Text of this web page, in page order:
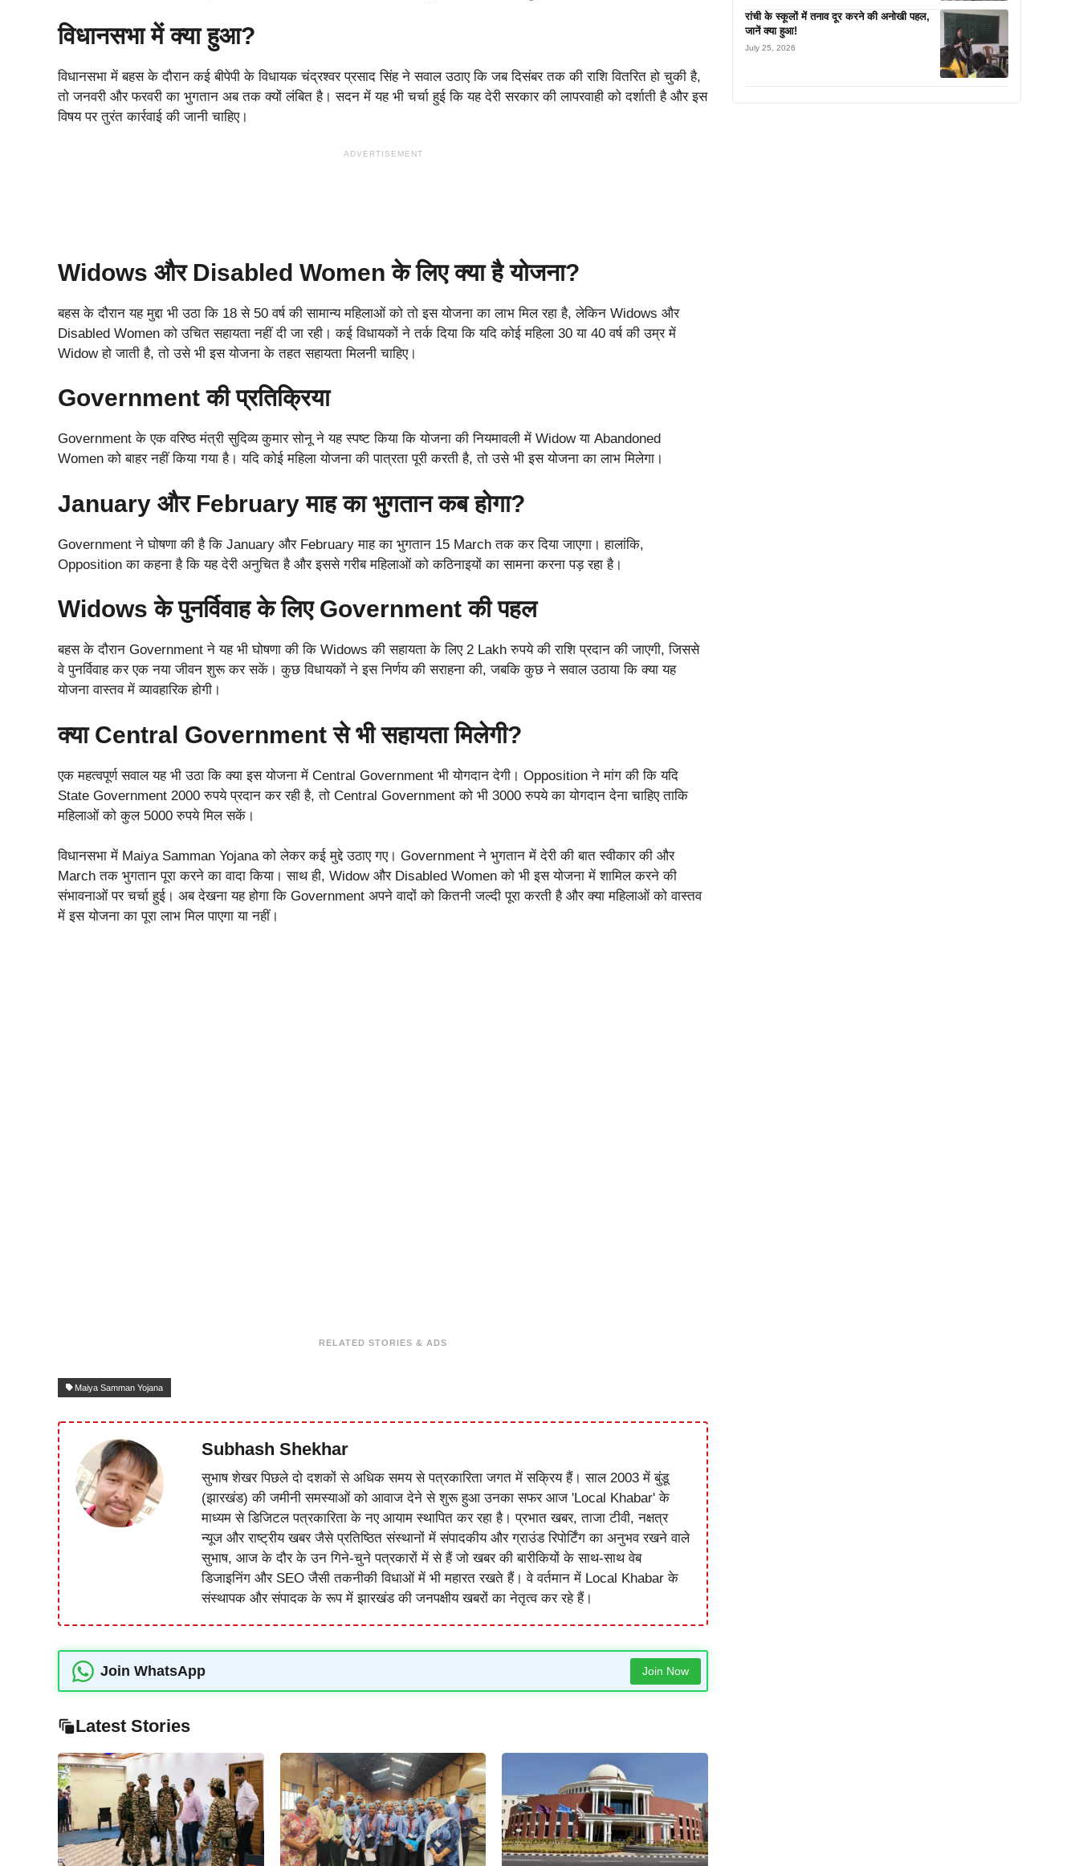
विधानसभा में क्या हुआ?
विधानसभा में बहस के दौरान कई बीपेपी के विधायक चंद्रश्‍वर प्रसाद सिंह ने सवाल उठाए कि जब दिसंबर तक की राशि वितरित हो चुकी है,
तो जनवरी और फरवरी का भुगतान अब तक क्यों लंबित है। सदन में यह भी चर्चा हुई कि यह देरी सरकार की लापरवाही को दर्शाती है और इस
विषय पर तुरंत कार्रवाई की जानी चाहिए।
ADVERTISEMENT
Widows और Disabled Women के लिए क्या है योजना?
बहस के दौरान यह मुद्दा भी उठा कि 18 से 50 वर्ष की सामान्य महिलाओं को तो इस योजना का लाभ मिल रहा है, लेकिन Widows और
Disabled Women को उचित सहायता नहीं दी जा रही। कई विधायकों ने तर्क दिया कि यदि कोई महिला 30 या 40 वर्ष की उम्र में
Widow हो जाती है, तो उसे भी इस योजना के तहत सहायता मिलनी चाहिए।
Government की प्रतिक्रिया
Government के एक वरिष्ठ मंत्री सुदिव्‍य कुमार सोनू ने यह स्पष्ट किया कि योजना की नियमावली में Widow या Abandoned
Women को बाहर नहीं किया गया है। यदि कोई महिला योजना की पात्रता पूरी करती है, तो उसे भी इस योजना का लाभ मिलेगा।
January और February माह का भुगतान कब होगा?
Government ने घोषणा की है कि January और February माह का भुगतान 15 March तक कर दिया जाएगा। हालांकि,
Opposition का कहना है कि यह देरी अनुचित है और इससे गरीब महिलाओं को कठिनाइयों का सामना करना पड़ रहा है।
Widows के पुनर्विवाह के लिए Government की पहल
बहस के दौरान Government ने यह भी घोषणा की कि Widows की सहायता के लिए 2 Lakh रुपये की राशि प्रदान की जाएगी, जिससे
वे पुनर्विवाह कर एक नया जीवन शुरू कर सकें। कुछ विधायकों ने इस निर्णय की सराहना की, जबकि कुछ ने सवाल उठाया कि क्या यह
योजना वास्तव में व्यावहारिक होगी।
क्या Central Government से भी सहायता मिलेगी?
एक महत्वपूर्ण सवाल यह भी उठा कि क्या इस योजना में Central Government भी योगदान देगी। Opposition ने मांग की कि यदि
State Government 2000 रुपये प्रदान कर रही है, तो Central Government को भी 3000 रुपये का योगदान देना चाहिए ताकि
महिलाओं को कुल 5000 रुपये मिल सकें।
विधानसभा में Maiya Samman Yojana को लेकर कई मुद्दे उठाए गए। Government ने भुगतान में देरी की बात स्वीकार की और
March तक भुगतान पूरा करने का वादा किया। साथ ही, Widow और Disabled Women को भी इस योजना में शामिल करने की
संभावनाओं पर चर्चा हुई। अब देखना यह होगा कि Government अपने वादों को कितनी जल्दी पूरा करती है और क्या महिलाओं को वास्तव
में इस योजना का पूरा लाभ मिल पाएगा या नहीं।
RELATED STORIES & ADS
Maiya Samman Yojana
Subhash Shekhar
सुभाष शेखर पिछले दो दशकों से अधिक समय से पत्रकारिता जगत में सक्रिय हैं। साल 2003 में बुंडू
(झारखंड) की जमीनी समस्याओं को आवाज देने से शुरू हुआ उनका सफर आज 'Local Khabar' के
माध्यम से डिजिटल पत्रकारिता के नए आयाम स्थापित कर रहा है। प्रभात खबर, ताजा टीवी, नक्षत्र
न्यूज और राष्ट्रीय खबर जैसे प्रतिष्ठित संस्थानों में संपादकीय और ग्राउंड रिपोर्टिंग का अनुभव रखने वाले
सुभाष, आज के दौर के उन गिने-चुने पत्रकारों में से हैं जो खबर की बारीकियों के साथ-साथ वेब
डिजाइनिंग और SEO जैसी तकनीकी विधाओं में भी महारत रखते हैं। वे वर्तमान में Local Khabar के
संस्थापक और संपादक के रूप में झारखंड की जनपक्षीय खबरों का नेतृत्व कर रहे हैं।
Join WhatsApp Join Now
Latest Stories
रांची के स्कूलों में तनाव दूर करने की अनोखी पहल,
जानें क्या हुआ!
July 25, 2026